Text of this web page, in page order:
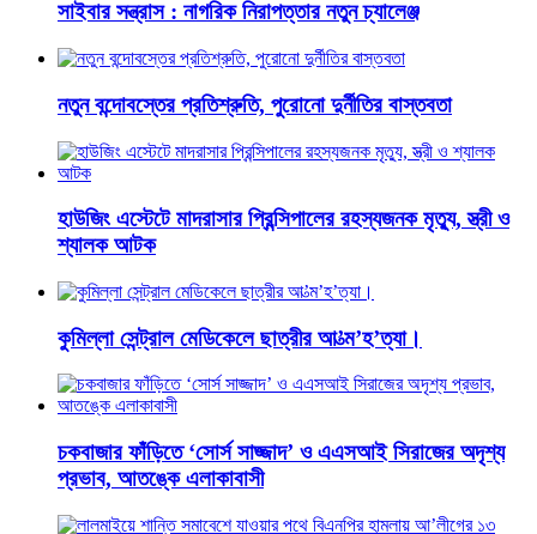
সাইবার সন্ত্রাস : নাগরিক নিরাপত্তার নতুন চ্যালেঞ্জ
নতুন বন্দোবস্তের প্রতিশ্রুতি, পুরোনো দুর্নীতির বাস্তবতা
হাউজিং এস্টেটে মাদরাসার প্রিন্সিপালের রহস্যজনক মৃত্যু, স্ত্রী ও
শ্যালক আটক
কুমিল্লা সেন্ট্রাল মেডিকেলে ছাত্রীর আ’ত্ম’হ’ত্যা।
চকবাজার ফাঁড়িতে ‘সোর্স সাজ্জাদ’ ও এএসআই সিরাজের অদৃশ্য
প্রভাব, আতঙ্কে এলাকাবাসী